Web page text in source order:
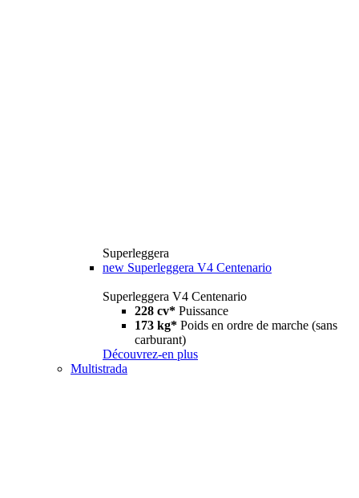
Superleggera
new Superleggera V4 Centenario
Superleggera V4 Centenario
228 cv* Puissance
173 kg* Poids en ordre de marche (sans
carburant)
Découvrez-en plus
Multistrada